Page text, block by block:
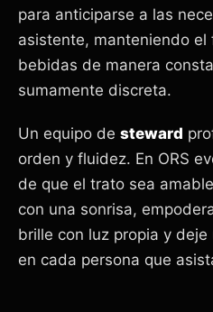
para anticiparse a las
asistente, manteniendo
bebidas de manera
sumamente discreta.
Un equipo de steward
orden y fluidez. En ORS
de que el trato sea
con una sonrisa,
brille con luz propia y
en cada persona que